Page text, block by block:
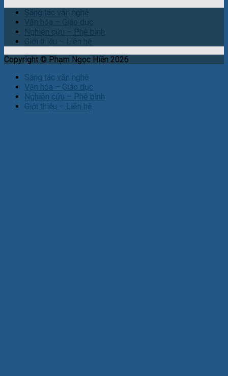
Copyright © Phạm Ngọc Hiền 2026
Sáng tác văn nghệ
Văn hóa – Giáo dục
Nghiên cứu – Phê bình
Giới thiệu – Liên hệ